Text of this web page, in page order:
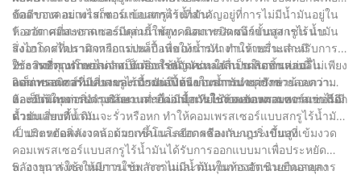
อัดอากาศ อย่างไรก็ตาม ข้อแตกต่างที่สำคัญอยู่ที่การไม่มีน้ำมันอยู่ใน
ห้องอัด คอมเพรสเซอร์เหล่านี้ใช้เทคนิคการปิดผนึกขั้นสูง เช่น แบ
ริ่งไฮโดรไดนามิกหรือแม่เหล็ก เพื่อให้การทำงานราบรื่นและมี
ประสิทธิภาพโดยไม่จำเป็นต้องใช้น้ำมันหล่อลื่น การออกแบบนี้ไม่เพียง
แต่ช่วยลดความเสี่ยงของการปนเปื้อนของน้ำมัน แต่ยังช่วยลดความ
ต้องการในการบำรุงรักษาและยืดอายุการใช้งานของคอมเพรสเซอร์อีก
ด้วย
ข้อดีของคอมเพรสเซอร์แบบสกรูไร้น้ำมัน:
1. อากาศที่สะอาดและมีคุณภาพสูง: คอมเพรสเซอร์แบบสกรูไร้น้ำมัน
ส่งอากาศที่ปราศจากการปนเปื้อนของน้ำมัน ทำให้เหมาะสำหรับการ
ใช้งานที่คุณภาพอากาศเป็นสิ่งสำคัญ เช่น ในการผลิตชิ้นส่วน
อิเล็กทรอนิกส์ที่มีความละเอียดอ่อนหรือในสถานพยาบาล
2. การบำรุงรักษาลดลง: ด้วยการขจัดความจำเป็นในการหล่อลื่น
คอมเพรสเซอร์แบบสกรูไร้น้ำมันจึงต้องการการบำรุงรักษาน้อยกว่า
และมีต้นทุนการดำเนินงานต่ำกว่าเมื่อเทียบกับคอมเพรสเซอร์แบบฉีด
น้ำมันแบบดั้งเดิม
3. เป็นมิตรต่อสิ่งแวดล้อม: การไม่มีน้ำมันในห้องอัดหมายความว่าไม่มี
ความเสี่ยงที่น้ำมันจะรั่วหรือหก ทำให้คอมเพรสเซอร์แบบสกรูไร้น้ำมัน
เป็นมิตรต่อสิ่งแวดล้อมมากขึ้นและสอดคล้องกับกฎระเบียบที่เข้มงวด
4. ประหยัดพลังงาน: ด้วยเทคโนโลยีการซีลและแบริ่งขั้นสูง
คอมเพรสเซอร์แบบสกรูไร้น้ำมันได้รับการออกแบบมาเพื่อประหยัด
พลังงาน ส่งผลให้มีการใช้พลังงานและต้นทุนการดำเนินงานลดลง
5. อายุการใช้งานยาวนาน: การไม่มีน้ำมันในห้องอัดช่วยยืดอายุการ